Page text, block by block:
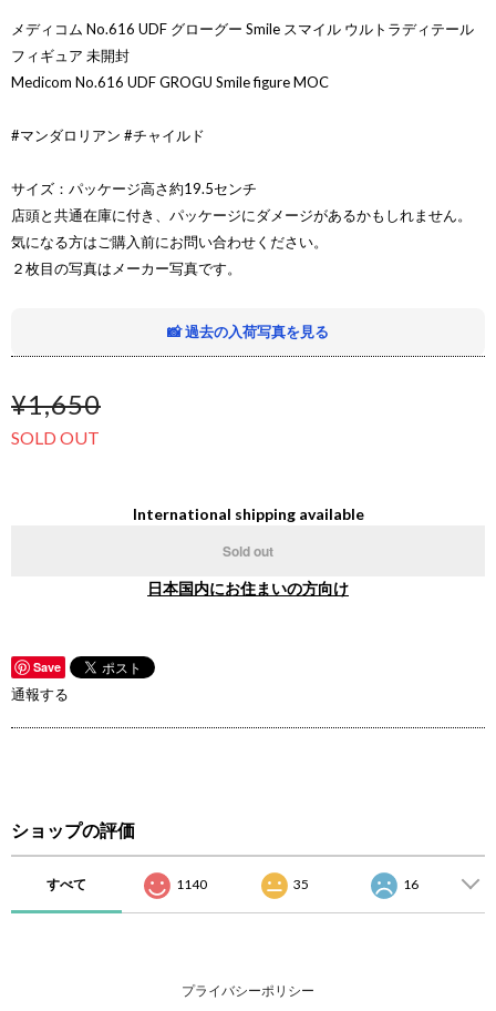
メディコム No.616 UDF グローグー Smile スマイル ウルトラディテール
フィギュア 未開封
Medicom No.616 UDF GROGU Smile figure MOC
#マンダロリアン #チャイルド
サイズ：パッケージ高さ約19.5センチ
店頭と共通在庫に付き、パッケージにダメージがあるかもしれません。
気になる方はご購入前にお問い合わせください。
２枚目の写真はメーカー写真です。
📸 過去の入荷写真を見る
¥1,650
SOLD OUT
International shipping available
Sold out
日本国内にお住まいの方向け
Save
通報する
ショップの評価
すべて 1140 35 16
プライバシーポリシー